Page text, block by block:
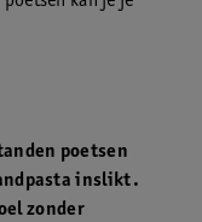
poetsen
inslikt.
zonder